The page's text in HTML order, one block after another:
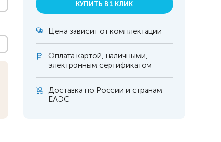
КУПИТЬ В 1 КЛИК
Цена зависит от комплектации
Оплата картой, наличными,
электронным сертификатом
Доставка по России и странам
ЕАЭС